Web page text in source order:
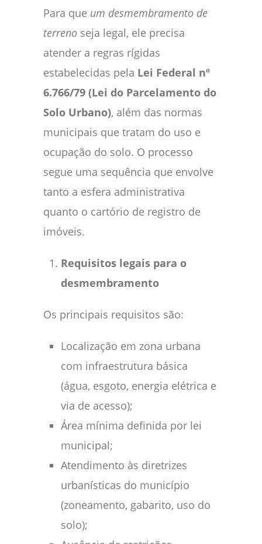
Para que um desmembramento de
terreno seja legal, ele precisa
atender a regras rígidas
estabelecidas pela Lei Federal nº
6.766/79 (Lei do Parcelamento do
Solo Urbano), além das normas
municipais que tratam do uso e
ocupação do solo. O processo
segue uma sequência que envolve
tanto a esfera administrativa
quanto o cartório de registro de
imóveis.
Requisitos legais para o
desmembramento
Os principais requisitos são:
Localização em zona urbana
com infraestrutura básica
(água, esgoto, energia elétrica e
via de acesso);
Área mínima definida por lei
municipal;
Atendimento às diretrizes
urbanísticas do município
(zoneamento, gabarito, uso do
solo);